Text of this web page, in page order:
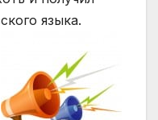
языка.